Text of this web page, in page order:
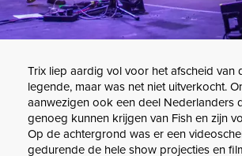
Trix liep aardig vol voor het afscheid van
legende, maar was net niet uitverkocht.
aanwezigen ook een deel Nederlanders
genoeg kunnen krijgen van Fish en zijn
Op de achtergrond was er een
gedurende de hele show projecties en